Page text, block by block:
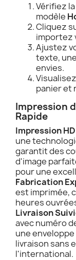
Vérifiez
modèle
Cliquez
importez
Ajustez
texte,
envies.
panier et
Impression
Rapide
Impression
une
garantit des
d'image
pour une
Fabrication
est imprimée,
heures
Livraison
avec numéro
une
livraison sans
l'international.